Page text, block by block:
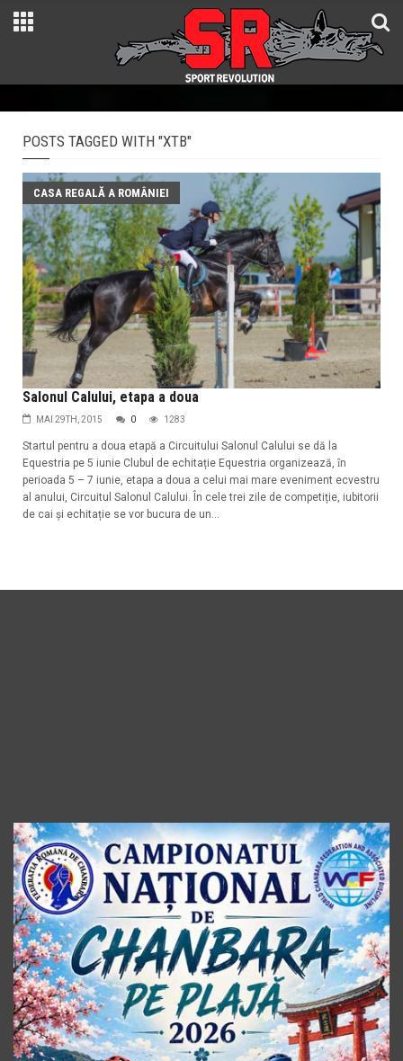
POSTS TAGGED WITH "XTB"
CASA REGALĂ A ROMÂNIEI
Salonul Calului, etapa a doua
MAI 29TH, 2015 0 1283
Startul pentru a doua etapă a Circuitului Salonul Calului se dă la
Equestria pe 5 iunie Clubul de echitație Equestria organizează, ȋn
perioada 5 – 7 iunie, etapa a doua a celui mai mare eveniment ecvestru
al anului, Circuitul Salonul Calului. În cele trei zile de competiție, iubitorii
de cai şi echitație se vor bucura de un...